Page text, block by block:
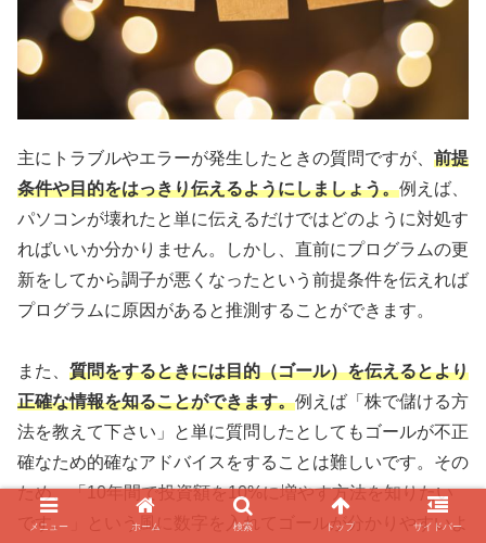
主にトラブルやエラーが発生したときの質問ですが、 前提
条件や目的をはっきり伝えるようにしましょう。例えば、
パソコンが壊れたと単に伝えるだけではどのように対処す
ればいいか分かりません。しかし、直前にプログラムの更
新をしてから調子が悪くなったという前提条件を伝えれば
プログラムに原因があると推測することができます。
また、 質問をするときには目的（ゴール）を伝えるとより
正確な情報を知ることができます。例えば「株で儲ける方
法を教えて下さい」と単に質問したとしてもゴールが不正
確なため的確なアドバイスをすることは難しいです。その
ため、「10年間で投資額を10%に増やす方法を知りたい
です。」という風に数字を入れてゴールが分かりやすいよ
メニュー ホーム 検索 トップ サイドバー